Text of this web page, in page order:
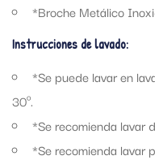
*Broche Metálico
Instrucciones de lavado:
*Se puede lavar en
30º.
*Se recomienda lavar
*Se recomienda lavar